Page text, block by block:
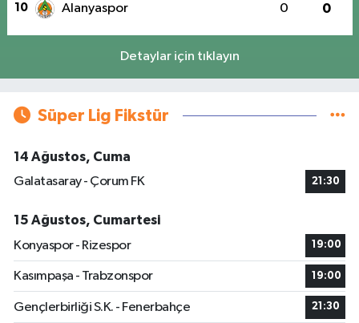
10 Alanyaspor 0 0
Detaylar için tıklayın
Süper Lig Fikstür
14 Ağustos, Cuma
Galatasaray - Çorum FK
21:30
15 Ağustos, Cumartesi
Konyaspor - Rizespor
19:00
Kasımpaşa - Trabzonspor 19:00
Gençlerbirliği S.K. - Fenerbahçe 21:30